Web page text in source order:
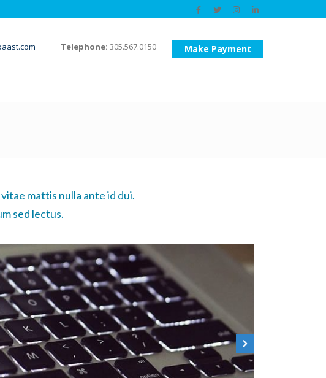
Telephone: 305.567.0150 Make Payment
mattis nulla ante id dui.
sed lectus.